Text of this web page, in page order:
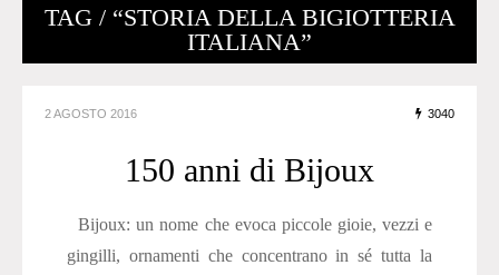
TAG / “STORIA DELLA BIGIOTTERIA
ITALIANA”
2 AGOSTO 2016 3040
150 anni di Bijoux
Bijoux: un nome che evoca piccole gioie, vezzi e
gingilli, ornamenti che concentrano in sé tutta la